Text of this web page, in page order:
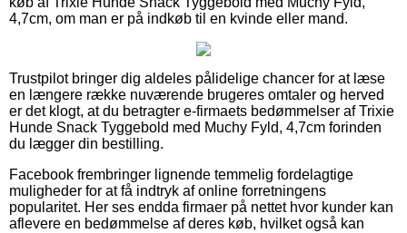
4,7cm, om man er på indkøb til en kvinde eller mand.
Trustpilot bringer dig aldeles pålidelige chancer for at læse
en længere række nuværende brugeres omtaler og herved
er det klogt, at du betragter e-firmaets bedømmelser af Trixie
Hunde Snack Tyggebold med Muchy Fyld, 4,7cm forinden
du lægger din bestilling.
Facebook frembringer lignende temmelig fordelagtige
muligheder for at få indtryk af online forretningens
popularitet. Her ses endda firmaer på nettet hvor kunder kan
aflevere en bedømmelse af deres køb, hvilket også kan